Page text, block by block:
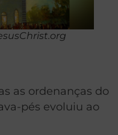
as ordenanças do
pés evoluiu ao